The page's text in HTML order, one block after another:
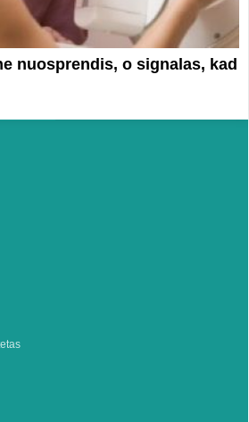
nuosprendis, o signalas, kad